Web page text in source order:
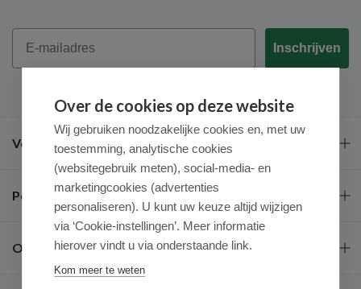
Email
Inschrijven
Veel gestelde vragen
Populaire merken
Over ons
Over de cookies op deze website
Wij gebruiken noodzakelijke cookies en, met uw
toestemming, analytische cookies
(websitegebruik meten), social-media- en
marketingcookies (advertenties
personaliseren). U kunt uw keuze altijd wijzigen
via ‘Cookie-instellingen’. Meer informatie
hierover vindt u via onderstaande link.
Kom meer te weten